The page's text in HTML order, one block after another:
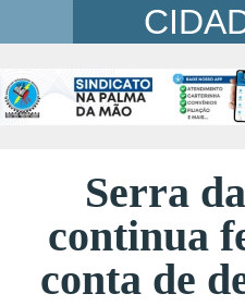
Serra
continua
conta de